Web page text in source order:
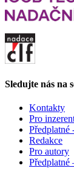
Sledujte nás na
Kontakty
Pro
Předplatné
Redakce
Pro autory
Předplatné